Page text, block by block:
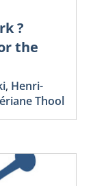
?
the
, Henri-
Thool